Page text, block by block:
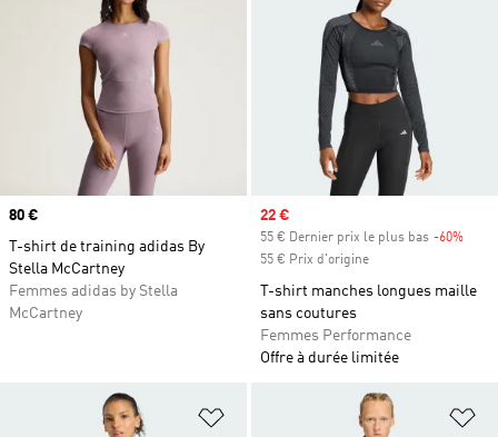
Prix
80 €
T-shirt de training adidas By
Stella McCartney
Femmes adidas by Stella
McCartney
Prix soldé
22 €
55 € Dernier prix le plus bas -60%
55 € Prix d'origine
T-shirt manches longues maille
sans coutures
Femmes Performance
Offre à durée limitée
Ajouter à la Liste de produits